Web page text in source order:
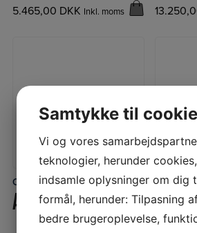
5.465,00 DKK Inkl. moms
LÆS MERE
Ozon generatorer
AIR-MAID 500-W
Ozon
Samtykke til
Vi og vores
teknologier, herunder
indsamle oplysninger om dig
formål, herunder: Tilpasning
bedre brugeroplevelse,